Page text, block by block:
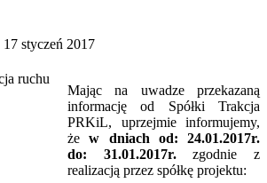
styczeń 2017
Mając na uwadze przekazaną
informację od Spółki Trakcja
PRKiL, uprzejmie informujemy,
żew dniach od: 24.01.2017r.
do: 31.01.2017r.zgodnie z
realizacją przez spółkę projektu: